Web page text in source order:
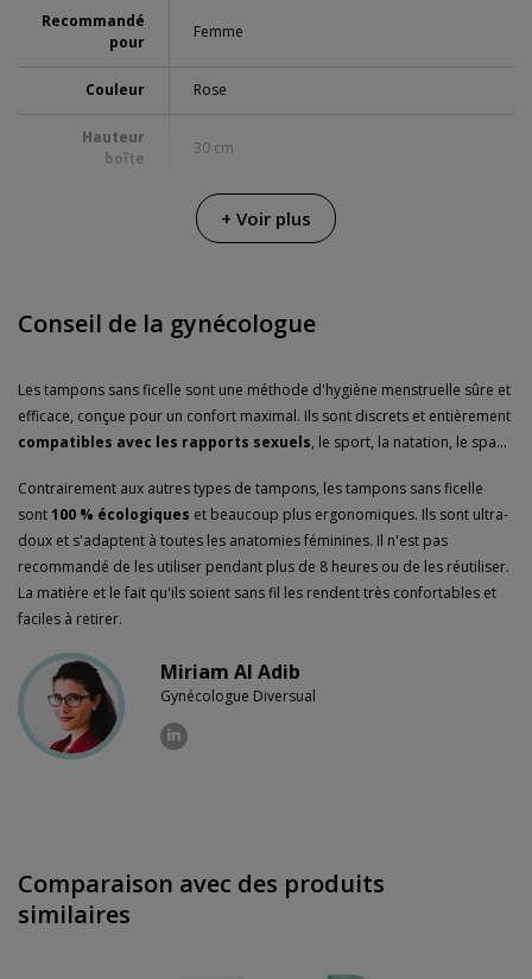
Recommandé
pour
Femme
Couleur Rose
Hauteur
boîte
30 cm
3.5 cm
Résistance à
l'eau
Garanties 3 ans de garantie
+ Voir plus
Conseil de la gynécologue
Les tampons sans ficelle sont une méthode d'hygiène menstruelle sûre et
efficace, conçue pour un confort maximal. Ils sont discrets et entièrement
compatibles avec les rapports sexuels, le sport, la natation, le spa...
Contrairement aux autres types de tampons, les tampons sans ficelle
sont100 % écologiques et beaucoup plus ergonomiques. Ils sont ultra-
doux et s'adaptent à toutes les anatomies féminines. Il n'est pas
recommandé de les utiliser pendant plus de 8 heures ou de les réutiliser.
La matière et le fait qu'ils soient sans fil les rendent très confortables et
faciles à retirer.
Miriam Al Adib
Gynécologue Diversual
Comparaison avec des produits
similaires